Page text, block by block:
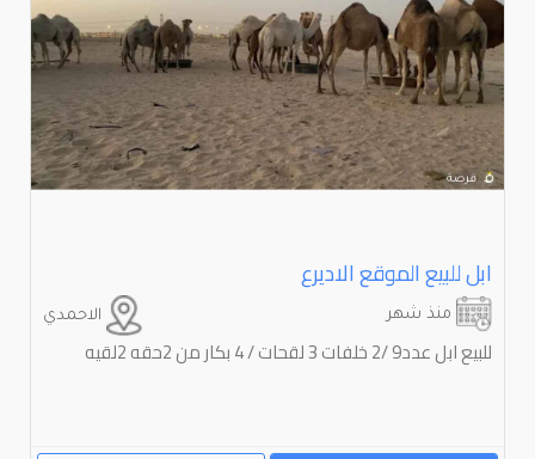
ابل للبيع الموقع الاديرع
الاحمدي منذ شهر
للبيع ابل عدد9 /2 خلفات 3 لقحات / 4 بكار من 2حقه 2لقيه